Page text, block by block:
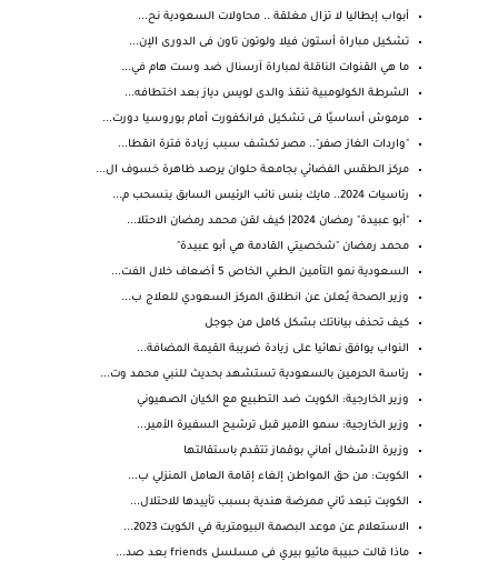
أبواب إيطاليا لا تزال مغلقة .. محاولات السعودية نح...
تشكيل مباراة أستون فيلا ولوتون تاون فى الدورى الإن...
ما هي القنوات الناقلة لمباراة آرسنال ضد وست هام في...
الشرطة الكولومبية تنقذ والدى لويس دياز بعد اختطافه...
مرموش أساسيًا فى تشكيل فرانكفورت أمام بوروسيا دورت...
"واردات الغاز صفر".. مصر تكشف سبب زيادة فترة انقطا...
مركز الطقس الفضائي بجامعة حلوان يرصد ظاهرة خسوف ال...
رئاسيات 2024.. مايك بنس نائب الرئيس السابق ينسحب م...
"أبو عبيدة" رمضان 2024| كيف لقن محمد رمضان الاحتلا...
محمد رمضان "شخصيتي القادمة هي أبو عبيدة"
السعودية نمو التأمين الطبي الخاص 5 أضعاف خلال الفت...
وزير الصحة يُعلن عن انطلاق المركز السعودي للعلاج ب...
كيف تحذف بياناتك بشكل كامل من جوجل
النواب يوافق نهائيا على زيادة ضريبة القيمة المضافة...
رئاسة الحرمين بالسعودية تستشهد بحديث للنبي محمد وت...
وزير الخارجية: الكويت ضد التطبيع مع الكيان الصهيوني
وزير الخارجية: سمو الأمير قبل ترشيح السفيرة الأمير...
وزيرة الأشغال أماني بوقماز تتقدم باستقالتها
الكويت: من حق المواطن إلغاء إقامة العامل المنزلي ب...
الكويت تبعد ثاني ممرضة هندية بسبب تأييدها للاحتلال...
الاستعلام عن موعد البصمة البيومترية في الكويت 2023...
ماذا قالت حبيبة ماثيو بيري فى مسلسل friends بعد صد...